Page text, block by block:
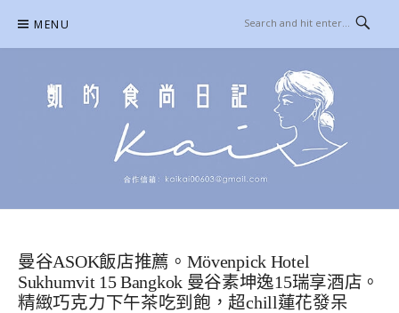
content
MENU
曼谷ASOK飯店推薦。Mövenpick Hotel
Sukhumvit 15 Bangkok 曼谷素坤逸15瑞享酒店。
精緻巧克力下午茶吃到飽，超chill蓮花發呆